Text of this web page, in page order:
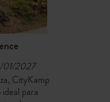
2027
CityKamp
para